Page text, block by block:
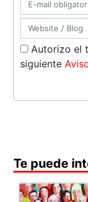
Autorizo el
siguiente
Te puede